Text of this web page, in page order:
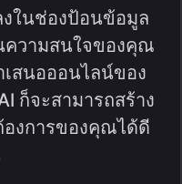
ในช่องป้อนข้อมูล
ความสนใจของคุณ
สนอออนไลน์ของ
ก็จะสามารถสร้าง
งการของคุณได้ดี